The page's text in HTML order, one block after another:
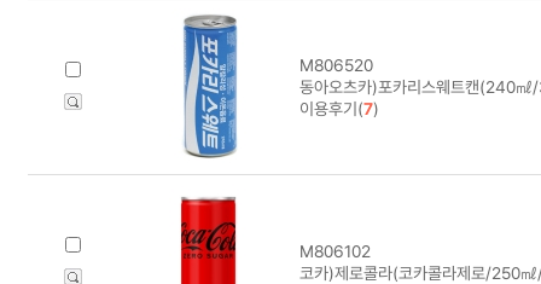
M806520
동아오츠카)포카리스웨트캔(240
이용후기(7)
M806102
코카)제로콜라(코카콜라제로/250